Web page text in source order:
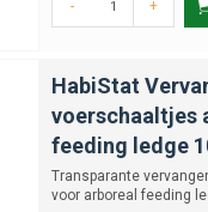
- +
HabiStat
voerschaaltjes
feeding ledge
Transparante
voor arboreal feeding